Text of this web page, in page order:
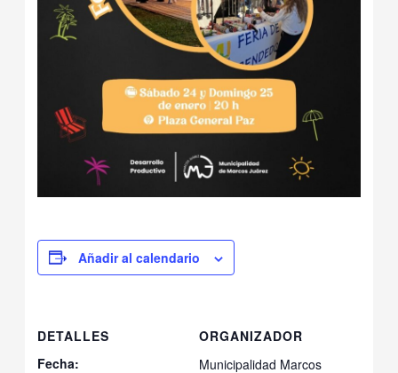
Añadir al calendario
DETALLES
Fecha:
ORGANIZADOR
Municipalidad Marcos